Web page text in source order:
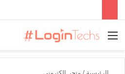
القائمة